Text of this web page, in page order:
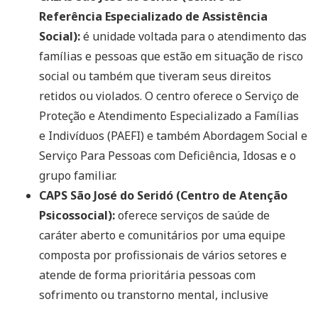
Referência Especializado de Assistência
Social):é unidade voltada para o atendimento das
famílias e pessoas que estão em situação de risco
social ou também que tiveram seus direitos
retidos ou violados. O centro oferece o Serviço de
Proteção e Atendimento Especializado a Famílias
e Indivíduos (PAEFI) e também Abordagem Social e
Serviço Para Pessoas com Deficiência, Idosas e o
grupo familiar.
CAPS São José do Seridó (Centro de Atenção
Psicossocial):oferece serviços de saúde de
caráter aberto e comunitários por uma equipe
composta por profissionais de vários setores e
atende de forma prioritária pessoas com
sofrimento ou transtorno mental, inclusive